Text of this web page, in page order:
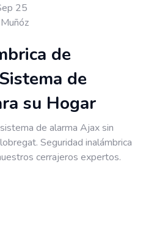
25
de
de
su Hogar
de alarma Ajax sin
Seguridad inalámbrica
cerrajeros expertos.